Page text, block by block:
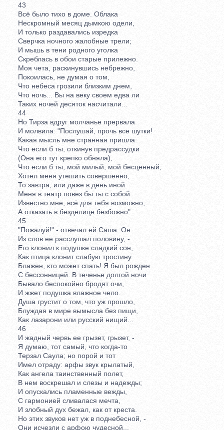
43
Всё было тихо в доме. Облака
Нескромный месяц дымкою одели,
И только раздавались изредка
Сверчка ночного жалобные трели;
И мышь в тени родного уголка
Скреблась в обои старые прилежно.
Моя чета, раскинувшись небрежно,
Покоилась, не думая о том,
Что небеса грозили близким днем,
Что ночь... Вы на веку своем едва ли
Таких ночей десяток насчитали...
44
Но Тирза вдруг молчанье прервала
И молвила: "Послушай, прочь все шутки!
Какая мысль мне странная пришла:
Что если б ты, откинув предрассудки
(Она его тут крепко обняла),
Что если б ты, мой милый, мой бесценный,
Хотел меня утешить совершенно,
То завтра, или даже в день иной
Меня в театр повез бы ты с собой.
Известно мне, всё для тебя возможно,
А отказать в безделице безбожно".
45
"Пожалуй!" - отвечал ей Саша. Он
Из слов ее расслушал половину, -
Его клонил к подушке сладкий сон,
Как птица клонит слабую тростину.
Блажен, кто может спать! Я был рожден
С бессонницей. В теченье долгой ночи
Бывало беспокойно бродят очи,
И жжет подушка влажное чело.
Душа грустит о том, что уж прошло,
Блуждая в мире вымысла без пищи,
Как лазарони или русский нищий...
46
И жадный червь ее грызет, грызет, -
Я думаю, тот самый, что когда-то
Терзал Саула; но порой и тот
Имел отраду: арфы звук крылатый,
Как ангела таинственный полет,
В нем воскрешал и слезы и надежды;
И опускались пламенные вежды,
С гармонией сливалася мечта,
И злобный дух бежал, как от креста.
Но этих звуков нет уж в поднебесной, -
Они исчезли с арфою чудесной...